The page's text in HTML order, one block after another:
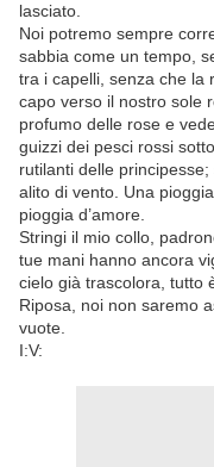
lasciato.
Noi potremo sempre
sabbia come un tempo,
tra i capelli, senza che la
capo verso il nostro sole
profumo delle rose e
guizzi dei pesci rossi
rutilanti delle
alito di vento. Una
pioggia d’amore.
Stringi il mio collo,
tue mani hanno ancora
cielo già trascolora, tutto
Riposa, noi non saremo
vuote.
I:V: